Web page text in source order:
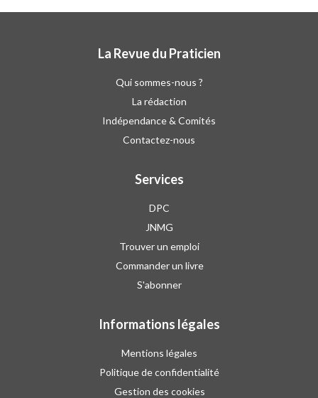
La Revue du Praticien
Qui sommes-nous ?
La rédaction
Indépendance & Comités
Contactez-nous
Services
DPC
JNMG
Trouver un emploi
Commander un livre
S'abonner
Informations légales
Mentions légales
Politique de confidentialité
Gestion des cookies